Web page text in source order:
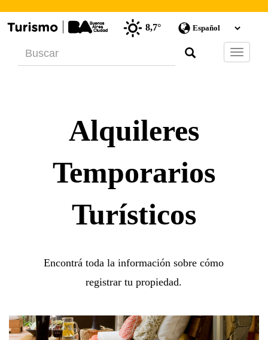
8,7°
Barra
de
Alquileres
Temporarios
Turísticos
Encontrá toda la información sobre cómo
registrar tu propiedad.